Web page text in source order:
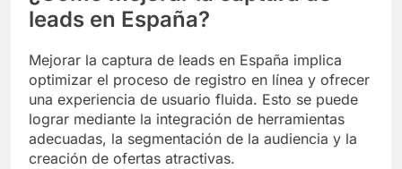
leads en España?
Mejorar la captura de leads en España implica
optimizar el proceso de registro en línea y ofrecer
una experiencia de usuario fluida. Esto se puede
lograr mediante la integración de herramientas
adecuadas, la segmentación de la audiencia y la
creación de ofertas atractivas.